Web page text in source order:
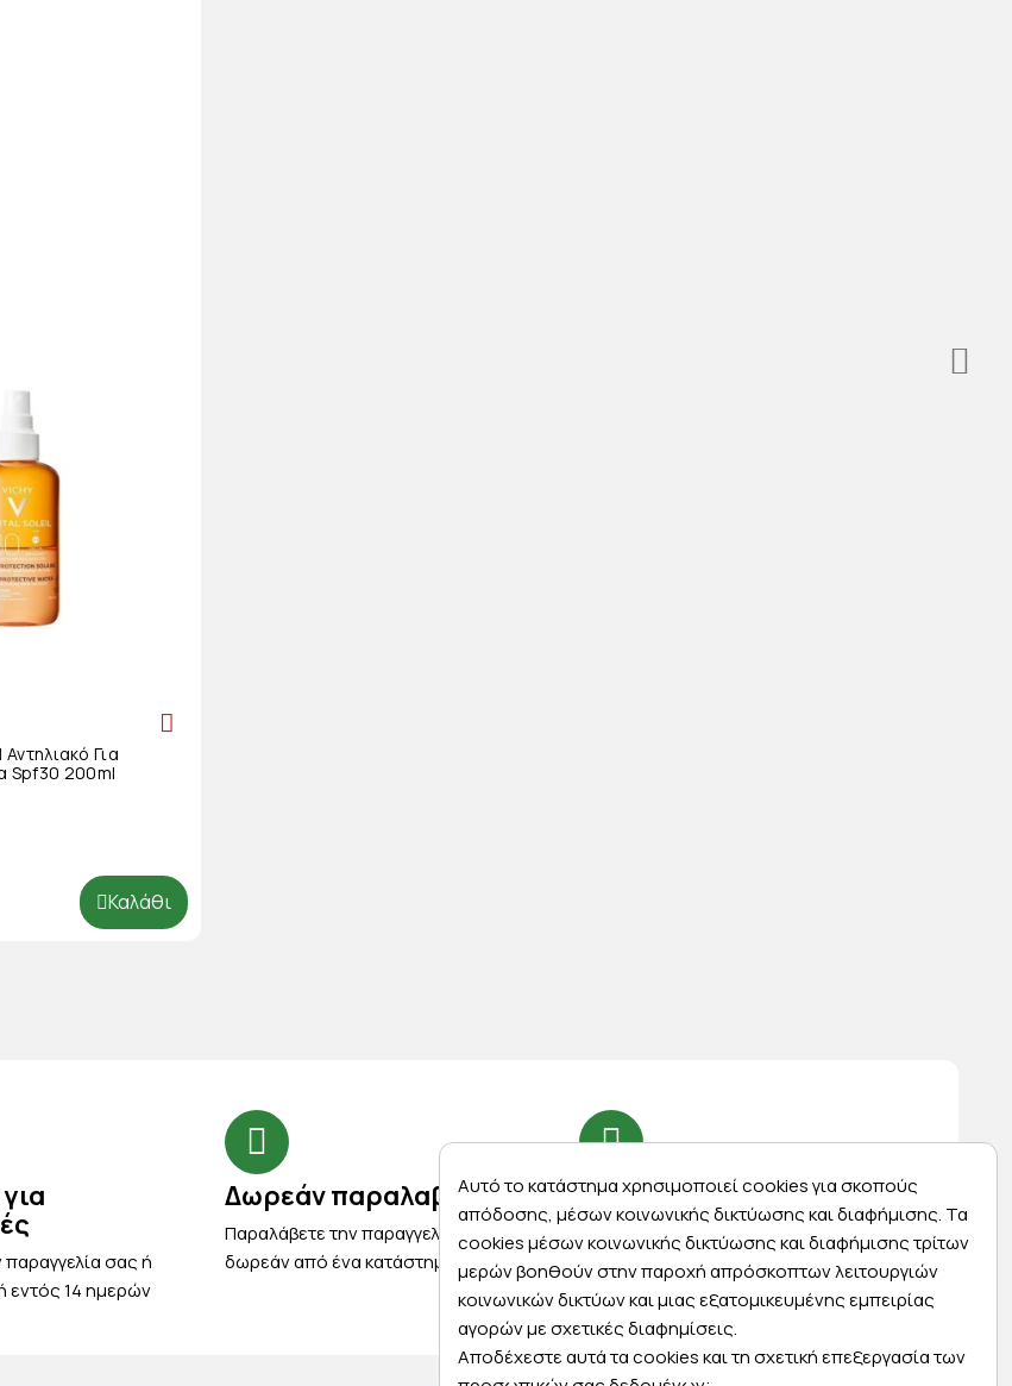
Για
Spf30 200ml
Καλάθι
παραγγελία σας ή
εντός 14 ημερών
Δωρεάν παραλαβή
Παραλάβετε την παραγγελία σας
δωρεάν από ένα κατάστημα μας
Express αποστολές
Κάντε σήμερα την παραγγελία σας και
παραλάβετε αύριο στην πόρτα σας
Αυτό το κατάστημα χρησιμοποιεί cookies για σκοπούς
απόδοσης, μέσων κοινωνικής δικτύωσης και διαφήμισης. Τα
cookies μέσων κοινωνικής δικτύωσης και διαφήμισης τρίτων
μερών βοηθούν στην παροχή απρόσκοπτων λειτουργιών
κοινωνικών δικτύων και μιας εξατομικευμένης εμπειρίας
αγορών με σχετικές διαφημίσεις.
Αποδέχεστε αυτά τα cookies και τη σχετική επεξεργασία των